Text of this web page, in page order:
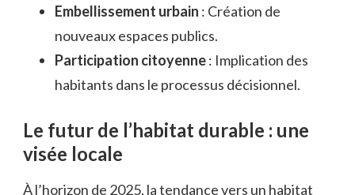
Embellissement urbain : Création de
nouveaux espaces publics.
Participation citoyenne: Implication des
habitants dans le processus décisionnel.
Le futur de l’habitat durable : une
visée locale
À l’horizon de 2025, la tendance vers un habitat